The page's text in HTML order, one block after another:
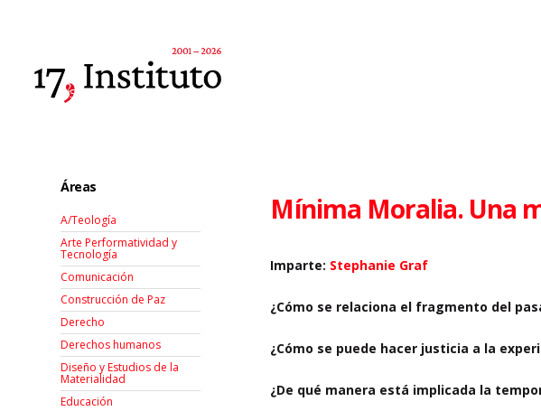
Mínima Moralia. Una
Imparte: Stephanie Graf
¿Cómo se relaciona el fragmento del
¿Cómo se puede hacer justicia a la
¿De qué manera está implicada la
Áreas
A/Teología
Arte Performatividad y
Tecnología
Comunicación
Construcción de Paz
Derecho
Derechos humanos
Diseño y Estudios de la
Materialidad
Educación